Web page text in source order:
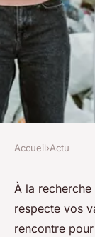
Accueil›Actu
À la
respecte vos
rencontre